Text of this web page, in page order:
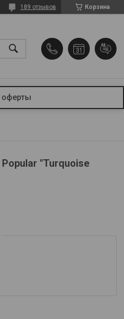
Корзина
189 отзывов
"Turquoise